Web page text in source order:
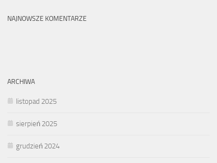
NAJNOWSZE KOMENTARZE
ARCHIWA
listopad 2025
sierpień 2025
grudzień 2024